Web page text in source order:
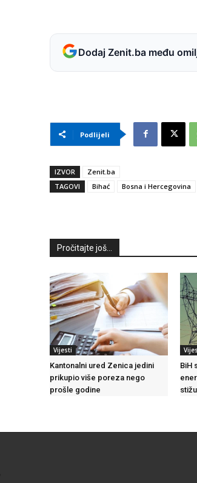
Dodaj Zenit.ba među
Podlijeli
IZVOR
Zenit.ba
TAGOVI
Bihać Bosna i Hercegovina
Pročitajte još...
Vijesti
Kantonalni ured Zenica jedini
prikupio više poreza nego
prošle godine
BiH